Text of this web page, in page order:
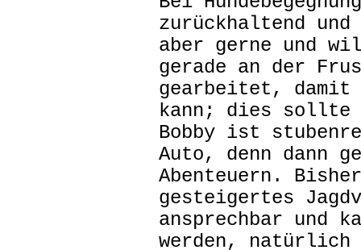
zurückhaltend
aber gerne und
gerade an der
gearbeitet, damit
kann; dies sollte
Bobby ist
Auto, denn dann
Abenteuern.
gesteigertes
ansprechbar und
werden, natürlich